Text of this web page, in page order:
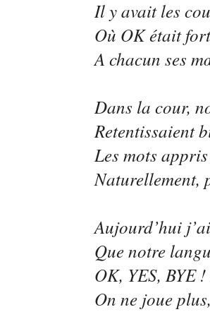
Il y avait les
Où OK était
A chacun ses
Dans la cour,
Retentissaient
Les mots
Naturellement,
Aujourd’hui
Que notre
OK, YES, BYE
On ne joue